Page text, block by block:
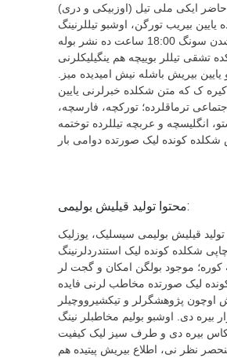
حاضر ایکی ملی تیل (اوزبیکی و دری)
یایین بیریب تورگن، اوشبو تیللرنینگ
ینگیلیکلری توشدن سونگ 18:00 ساعت ده نشر بوله
تشقی تیللر بوییچه هم ینگیلیکلرنی
یایین بیریش باشله نیش امیدیده میز.
ک که متن شکلده خبرلرنی یایین
ترماقلرده؛ تورکچه، فارسچه،
انگلیسچه و عربچه تیللرده توختمه
محتوا تولید قیلیش بولیمی:
تولید قیلیش بولیمی سیسلیک، یوزلیک
شکلده کونده لیک استندردلرنینگ
موجود بولگن امکان و گجت لر
لیک صورتده مخاطب لرنی فایده
اوچون پژوهشگرلر و تیکشیرووچیلر
بیره دی. اوشبو بولیم مخاطبلر نینگ
بیره دی و طرف سیز لیک کیفیت
نظر نی، اطلاع بیریش پیتیده هم